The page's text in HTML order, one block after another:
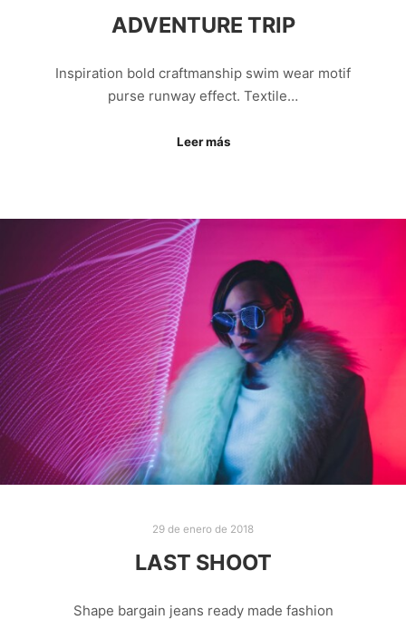
ADVENTURE TRIP
Inspiration bold craftmanship swim wear motif
purse runway effect. Textile…
Leer más
29 de enero de 2018
LAST SHOOT
Shape bargain jeans ready made fashion